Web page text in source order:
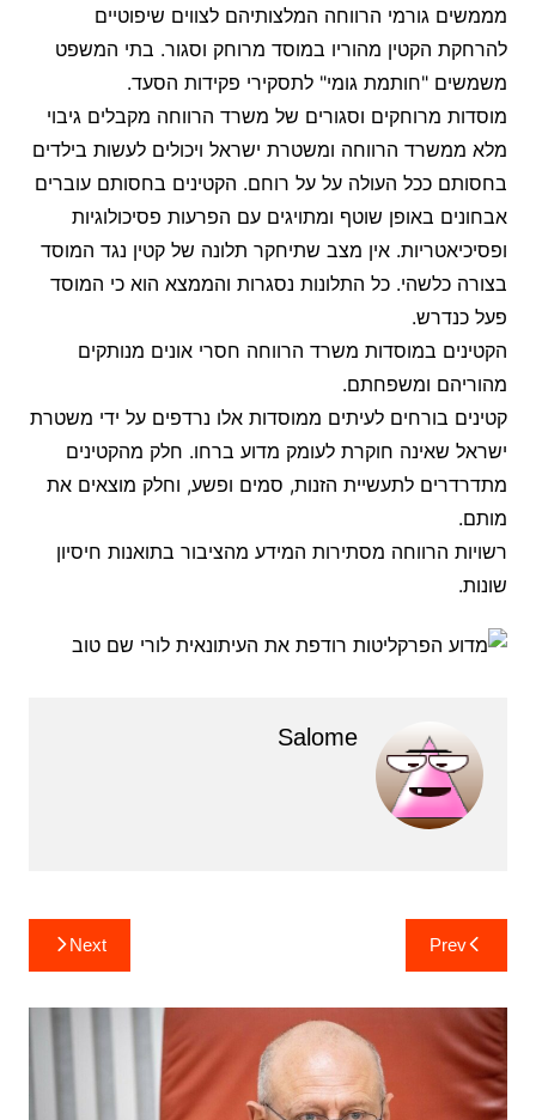
מממשים גורמי הרווחה המלצותיהם לצווים שיפוטיים
להרחקת הקטין מהוריו במוסד מרוחק וסגור. בתי המשפט
משמשים "חותמת גומי" לתסקירי פקידות הסעד.
מוסדות מרוחקים וסגורים של משרד הרווחה מקבלים גיבוי
מלא ממשרד הרווחה ומשטרת ישראל ויכולים לעשות בילדים
בחסותם ככל העולה על על רוחם. הקטינים בחסותם עוברים
אבחונים באופן שוטף ומתויגים עם הפרעות פסיכולוגיות
ופסיכיאטריות. אין מצב שתיחקר תלונה של קטין נגד המוסד
בצורה כלשהי. כל התלונות נסגרות והממצא הוא כי המוסד
פעל כנדרש.
הקטינים במוסדות משרד הרווחה חסרי אונים מנותקים
מהוריהם ומשפחתם.
קטינים בורחים לעיתים ממוסדות אלו נרדפים על ידי משטרת
ישראל שאינה חוקרת לעומק מדוע ברחו. חלק מהקטינים
מתדרדרים לתעשיית הזנות, סמים ופשע, וחלק מוצאים את
מותם.
רשויות הרווחה מסתירות המידע מהציבור בתואנות חיסיון
שונות.
Salome
ניווטPrev
Next